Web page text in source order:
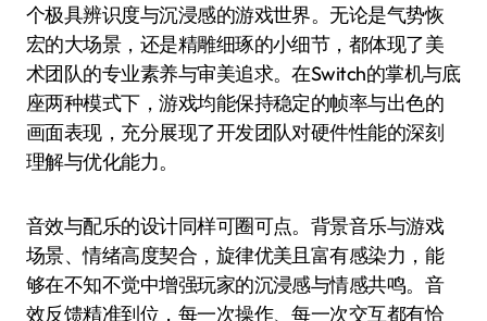
个极具辨识度与沉浸感的游戏世界。无论是气势恢
宏的大场景，还是精雕细琢的小细节，都体现了美
术团队的专业素养与审美追求。在Switch的掌机与底
座两种模式下，游戏均能保持稳定的帧率与出色的
画面表现，充分展现了开发团队对硬件性能的深刻
理解与优化能力。
音效与配乐的设计同样可圈可点。背景音乐与游戏
场景、情绪高度契合，旋律优美且富有感染力，能
够在不知不觉中增强玩家的沉浸感与情感共鸣。音
效反馈精准到位，每一次操作、每一次交互都有恰